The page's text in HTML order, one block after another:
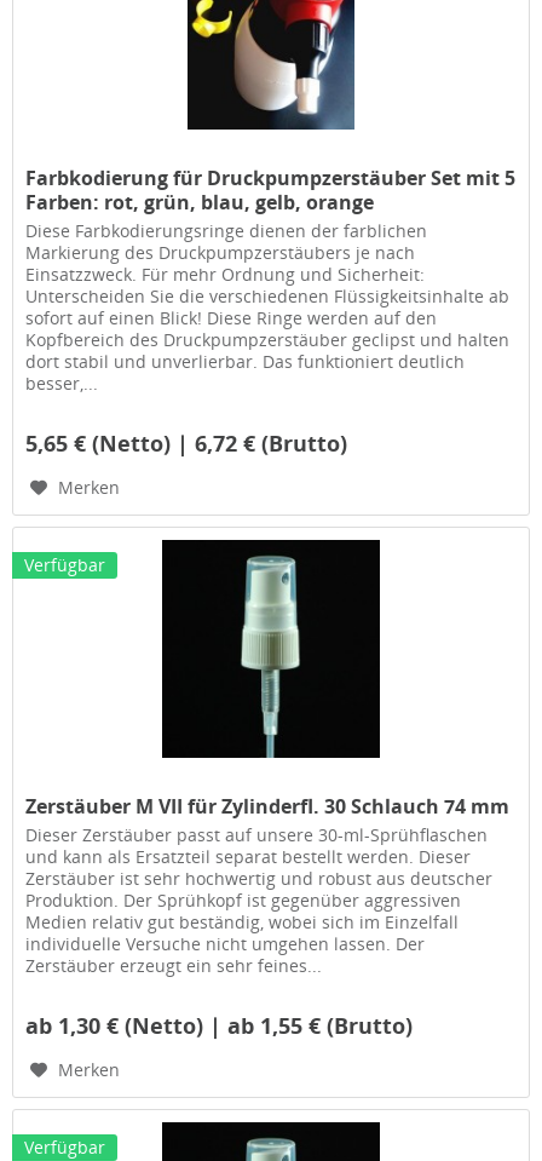
Farbkodierung für Druckpumpzerstäuber Set mit 5
Farben: rot, grün, blau, gelb, orange
Diese Farbkodierungsringe dienen der farblichen
Markierung des Druckpumpzerstäubers je nach
Einsatzzweck. Für mehr Ordnung und Sicherheit:
Unterscheiden Sie die verschiedenen Flüssigkeitsinhalte ab
sofort auf einen Blick! Diese Ringe werden auf den
Kopfbereich des Druckpumpzerstäuber geclipst und halten
dort stabil und unverlierbar. Das funktioniert deutlich
besser,...
5,65 € (Netto) | 6,72 € (Brutto)
Merken
Verfügbar
Zerstäuber M VII für Zylinderfl. 30 Schlauch 74 mm
Dieser Zerstäuber passt auf unsere 30-ml-Sprühflaschen
und kann als Ersatzteil separat bestellt werden. Dieser
Zerstäuber ist sehr hochwertig und robust aus deutscher
Produktion. Der Sprühkopf ist gegenüber aggressiven
Medien relativ gut beständig, wobei sich im Einzelfall
individuelle Versuche nicht umgehen lassen. Der
Zerstäuber erzeugt ein sehr feines...
ab 1,30 € (Netto) | ab 1,55 € (Brutto)
Merken
Verfügbar